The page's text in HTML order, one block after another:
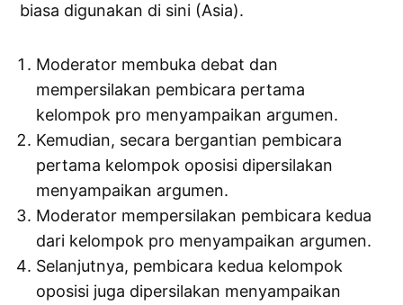
biasa digunakan di sini (Asia).
Moderator membuka debat dan
mempersilakan pembicara pertama
kelompok pro menyampaikan argumen.
Kemudian, secara bergantian pembicara
pertama kelompok oposisi dipersilakan
menyampaikan argumen.
Moderator mempersilakan pembicara kedua
dari kelompok pro menyampaikan argumen.
Selanjutnya, pembicara kedua kelompok
oposisi juga dipersilakan menyampaikan